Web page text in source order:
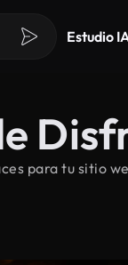
Estudio
para tu sitio